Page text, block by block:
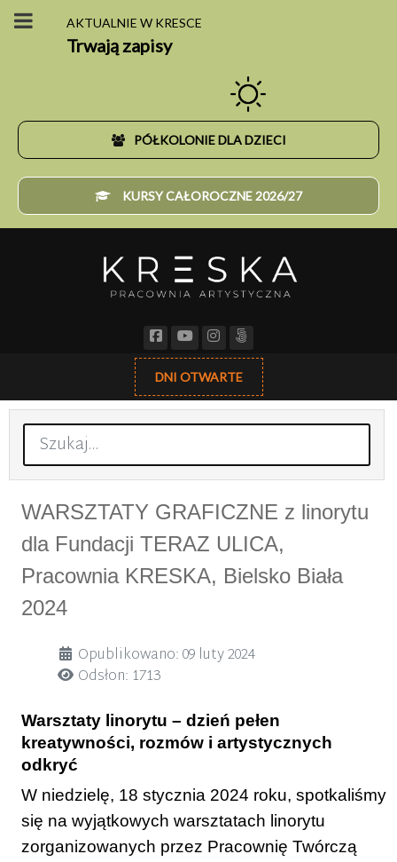
AKTUALNIE W KRESCE
Trwają zapisy
PÓŁKOLONIE DLA DZIECI
KURSY CAŁOROCZNE 2026/27
DNI OTWARTE
Szukaj
WARSZTATY GRAFICZNE z linorytu
dla Fundacji TERAZ ULICA,
Pracownia KRESKA, Bielsko Biała
2024
SzczegółyOpublikowano: 09 luty 2024
Odsłon: 1713
Warsztaty linorytu – dzień pełen
kreatywności, rozmów i artystycznych
odkryć
W niedzielę, 18 stycznia 2024 roku, spotkaliśmy
się na wyjątkowych warsztatach linorytu
zorganizowanych przez Pracownię Twórczą